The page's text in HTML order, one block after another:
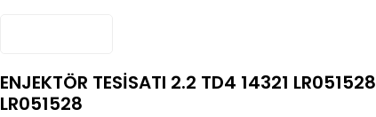
ENJEKTÖR TESİSATI 2.2 TD4 14321 LR051528
LR051528